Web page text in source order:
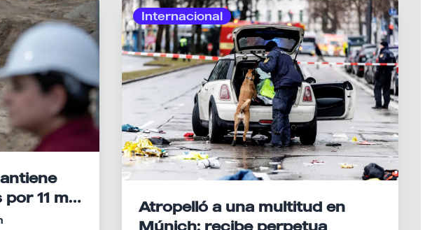
11 mil
Internacional
Atropelló a una multitud en
Múnich: recibe perpetua